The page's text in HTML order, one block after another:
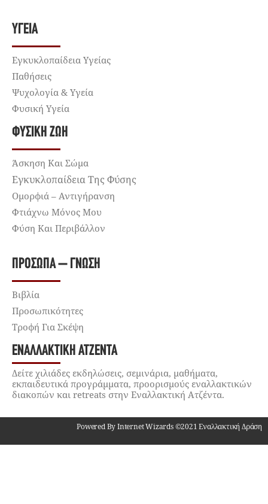
ΥΓΕΊΑ
Εγκυκλοπαίδεια Υγείας
Παθήσεις
Ψυχολογία & Υγεία
Φυσική Υγεία
ΦΥΣΙΚΉ ΖΩΉ
Άσκηση Και Σώμα
Εγκυκλοπαίδεια Της Φύσης
Ομορφιά – Αντιγήρανση
Φτιάχνω Μόνος Μου
Φύση Και Περιβάλλον
ΠΡΌΣΩΠΑ – ΓΝΏΣΗ
Βιβλία
Προσωπικότητες
Τροφή Για Σκέψη
ΕΝΑΛΛΑΚΤΙΚΉ ΑΤΖΈΝΤΑ
Δείτε χιλιάδες εκδηλώσεις, σεμινάρια, μαθήματα,
εκπαιδευτικά προγράμματα, προορισμούς εναλλακτικών
διακοπών και retreats στην Εναλλακτική Ατζέντα.
Powered By Internet Wizards ©2021 Εναλλακτική Δράση